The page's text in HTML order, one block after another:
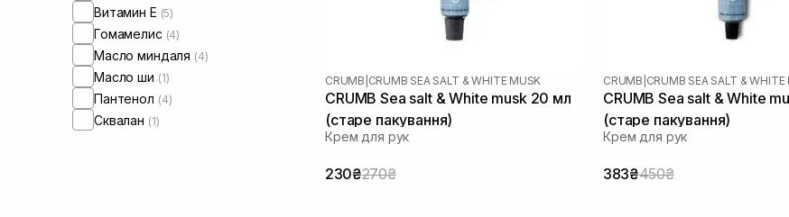
Витамин Е (5)
Гомамелис (4)
Масло миндаля (4)
Масло ши (1)
Пантенол (4)
Сквалан (1)
CRUMB CRUMB SEA SALT & WHITE MUSK
CRUMB Sea salt & White musk 20 мл
(старе пакування)
Крем для рук
230₴270₴
CRUMB CRUMB SEA SALT & WHITE
CRUMB Sea salt & White
(старе пакування)
Крем для рук
383₴450₴